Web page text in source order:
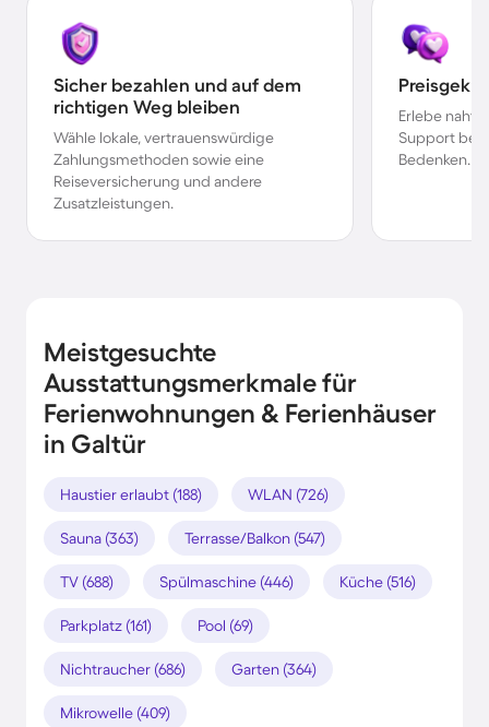
Sicher bezahlen und auf dem
richtigen Weg bleiben
Wähle lokale, vertrauenswürdige
Zahlungsmethoden sowie eine
Reiseversicherung und andere
Zusatzleistungen.
Erlebe
Support bei
Bedenken.
Meistgesuchte
Ausstattungsmerkmale für
Ferienwohnungen & Ferienhäuser
in Galtür
Haustier erlaubt (188) WLAN (726)
Sauna (363) Terrasse/Balkon (547)
TV (688) Spülmaschine (446) Küche (516)
Parkplatz (161) Pool (69)
Nichtraucher (686) Garten (364)
Mikrowelle (409)